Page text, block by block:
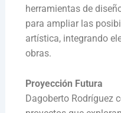
herramientas de
para ampliar las
artística, integrando
obras.
Proyección Futura
Dagoberto Rodríguez